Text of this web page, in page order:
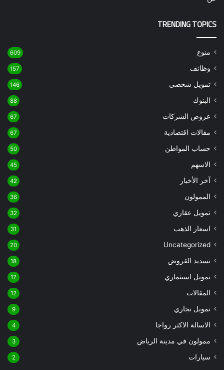
TRENDING TOPICS
منوع 609
وظائف 157
تمويل شخصي 146
البنوك 88
عروض الشركات 67
مقالات اقتصادية 67
حساب المواطن 50
الاسهم 45
آخر الأخبار 42
الممولون 36
تمويل عقاري 32
اسعار الذهب 31
Uncategorized
20
تسديد القروض 18
تمويل استثماري 17
المقالات 12
تمويل تجاري 9
الاسالة الاكثر رواجا 4
ممولون في مدينة الرياض 3
سيارات 2